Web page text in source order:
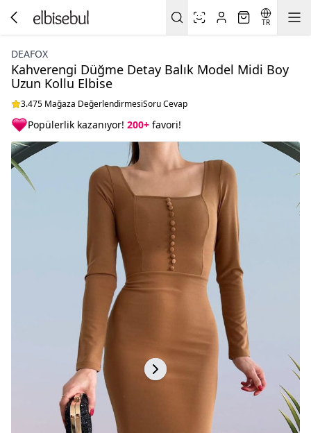
TR
DEAFOX
Kahverengi Düğme Detay Balık Model Midi Boy
Uzun Kollu Elbise
3.475 Mağaza DeğerlendirmesiSoru Cevap
Popülerlik kazanıyor! 200+ favori!